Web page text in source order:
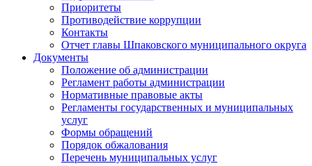
Приоритеты
Противодействие коррупции
Контакты
Отчет главы Шпаковского муниципального округа
Документы
Положение об администрации
Регламент работы администрации
Нормативные правовые акты
Регламенты государственных и муниципальных
услуг
Формы обращений
Порядок обжалования
Перечень муниципальных услуг